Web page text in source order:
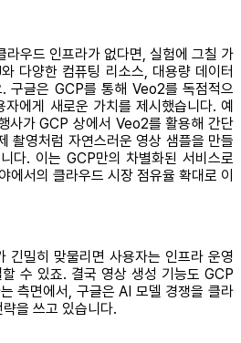
라우드 인프라가 없다면, 실험에 그칠 가
다양한 컴퓨팅 리소스, 대용량 데이터
구글은 GCP를 통해 Veo2를 독점적으
에게 새로운 가치를 제시했습니다. 예
사가 GCP 상에서 Veo2를 활용해 간단
촬영처럼 자연스러운 영상 샘플을 만들
다. 이는 GCP만의 차별화된 서비스로
에서의 클라우드 시장 점유율 확대로 이
긴밀히 맞물리면 사용자는 인프라 운영
수 있죠. 결국 영상 생성 기능도 GCP
측면에서, 구글은 AI 모델 경쟁을 클라
을 쓰고 있습니다.